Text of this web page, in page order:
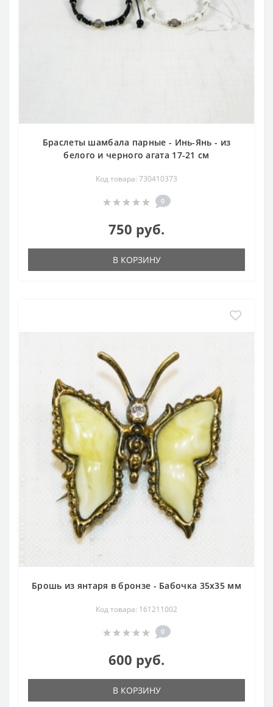
Браслеты шамбала парные - Инь-Янь - из
белого и черного агата 17-21 см
Код товара: 730410373
0
750 руб.
В КОРЗИНУ
Брошь из янтаря в бронзе - Бабочка 35х35 мм
Код товара: 161211002
0
600 руб.
В КОРЗИНУ